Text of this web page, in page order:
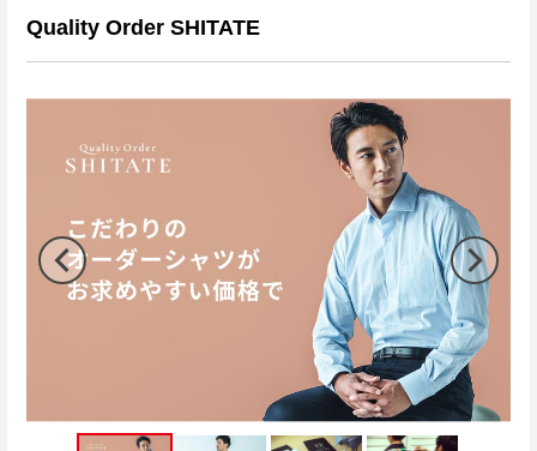
Quality Order SHITATE